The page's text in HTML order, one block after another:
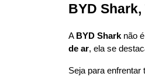
BYD
A BYD Shark não
de ar, ela se
Seja para